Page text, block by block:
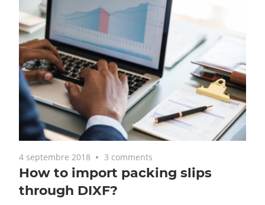
4 septembre 2018 3 comments
How to import packing slips
through DIXF?